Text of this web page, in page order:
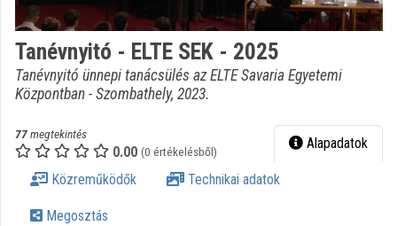
Intézményi kezdőlap
Bejelentkezés
Intézményi felfedezés
Kategóriák
Intézményi listák
Intézmények
Tanévnyitó - ELTE SEK - 2025
Tanévnyitó ünnepi tanácsülés az ELTE Savaria Egyetemi
Központban - Szombathely, 2023.
77megtekintés
0.00 (0 értékelésből) Alapadatok
Közreműködők Technikai adatok
Megosztás